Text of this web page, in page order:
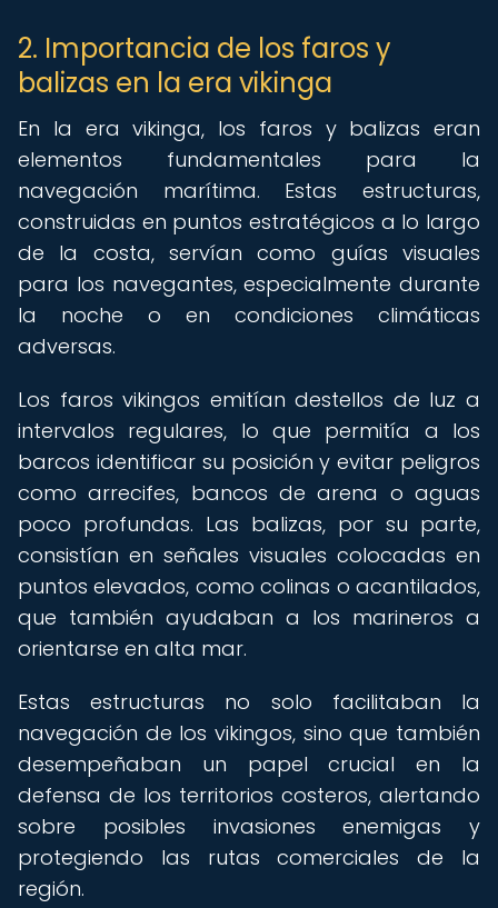
2. Importancia de los faros y
balizas en la era vikinga
En la era vikinga, los faros y balizas eran
elementos fundamentales para la
navegación marítima. Estas estructuras,
construidas en puntos estratégicos a lo largo
de la costa, servían como guías visuales
para los navegantes, especialmente durante
la noche o en condiciones climáticas
adversas.
Los faros vikingos emitían destellos de luz a
intervalos regulares, lo que permitía a los
barcos identificar su posición y evitar peligros
como arrecifes, bancos de arena o aguas
poco profundas. Las balizas, por su parte,
consistían en señales visuales colocadas en
puntos elevados, como colinas o acantilados,
que también ayudaban a los marineros a
orientarse en alta mar.
Estas estructuras no solo facilitaban la
navegación de los vikingos, sino que también
desempeñaban un papel crucial en la
defensa de los territorios costeros, alertando
sobre posibles invasiones enemigas y
protegiendo las rutas comerciales de la
región.